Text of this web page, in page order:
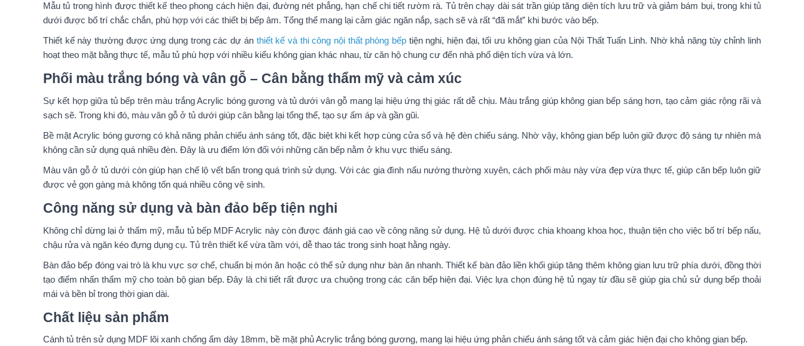
Mẫu tủ trong hình được thiết kế theo phong cách hiện đại, đường nét phẳng, hạn chế chi tiết rườm rà. Tủ trên chạy dài sát trần giúp tăng diện tích lưu trữ và giảm bám bụi, trong khi tủ
dưới được bố trí chắc chắn, phù hợp với các thiết bị bếp âm. Tổng thể mang lại cảm giác ngăn nắp, sạch sẽ và rất “đã mắt” khi bước vào bếp.
Thiết kế này thường được ứng dụng trong các dự ánthiết kế và thi công nội thất phòng bếp tiện nghi, hiện đại, tối ưu không gian của Nội Thất Tuấn Linh. Nhờ khả năng tùy chỉnh linh
hoạt theo mặt bằng thực tế, mẫu tủ phù hợp với nhiều kiểu không gian khác nhau, từ căn hộ chung cư đến nhà phố diện tích vừa và lớn.
Phối màu trắng bóng và vân gỗ – Cân bằng thẩm mỹ và cảm xúc
Sự kết hợp giữa tủ bếp trên màu trắng Acrylic bóng gương và tủ dưới vân gỗ mang lại hiệu ứng thị giác rất dễ chịu. Màu trắng giúp không gian bếp sáng hơn, tạo cảm giác rộng rãi và
sạch sẽ. Trong khi đó, màu vân gỗ ở tủ dưới giúp cân bằng lại tổng thể, tạo sự ấm áp và gần gũi.
Bề mặt Acrylic bóng gương có khả năng phản chiếu ánh sáng tốt, đặc biệt khi kết hợp cùng cửa sổ và hệ đèn chiếu sáng. Nhờ vậy, không gian bếp luôn giữ được độ sáng tự nhiên mà
không cần sử dụng quá nhiều đèn. Đây là ưu điểm lớn đối với những căn bếp nằm ở khu vực thiếu sáng.
Màu vân gỗ ở tủ dưới còn giúp hạn chế lộ vết bẩn trong quá trình sử dụng. Với các gia đình nấu nướng thường xuyên, cách phối màu này vừa đẹp vừa thực tế, giúp căn bếp luôn giữ
được vẻ gọn gàng mà không tốn quá nhiều công vệ sinh.
Công năng sử dụng và bàn đảo bếp tiện nghi
Không chỉ dừng lại ở thẩm mỹ, mẫu tủ bếp MDF Acrylic này còn được đánh giá cao về công năng sử dụng. Hệ tủ dưới được chia khoang khoa học, thuận tiện cho việc bố trí bếp nấu,
chậu rửa và ngăn kéo đựng dụng cụ. Tủ trên thiết kế vừa tầm với, dễ thao tác trong sinh hoạt hằng ngày.
Bàn đảo bếp đóng vai trò là khu vực sơ chế, chuẩn bị món ăn hoặc có thể sử dụng như bàn ăn nhanh. Thiết kế bàn đảo liền khối giúp tăng thêm không gian lưu trữ phía dưới, đồng thời
tạo điểm nhấn thẩm mỹ cho toàn bộ gian bếp. Đây là chi tiết rất được ưa chuộng trong các căn bếp hiện đại. Việc lựa chọn đúng hệ tủ ngay từ đầu sẽ giúp gia chủ sử dụng bếp thoải
mái và bền bỉ trong thời gian dài.
Chất liệu sản phẩm
Cánh tủ trên sử dụng MDF lõi xanh chống ẩm dày 18mm, bề mặt phủ Acrylic trắng bóng gương, mang lại hiệu ứng phản chiếu ánh sáng tốt và cảm giác hiện đại cho không gian bếp.